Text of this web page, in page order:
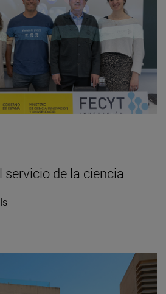
servicio de la ciencia